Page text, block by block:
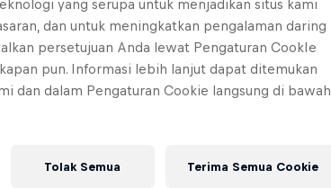
yang serupa untuk menjadikan situs kami
dan untuk meningkatkan pengalaman daring
persetujuan Anda lewat Pengaturan CookIe
pun. Informasi lebih lanjut dapat ditemukan
dan dalam Pengaturan Cookie langsung di bawah
Tolak Semua Terima Semua Cookie